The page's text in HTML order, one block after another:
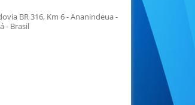
BR 316, Km 6 - Ananindeua -
- Brasil